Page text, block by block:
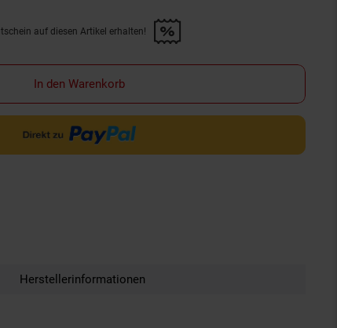
30€ Filialgutschein auf diesen Artikel erhalten!" anwenden
auf diesen Artikel erhalten!
In den Warenkorb
Herstellerinformationen